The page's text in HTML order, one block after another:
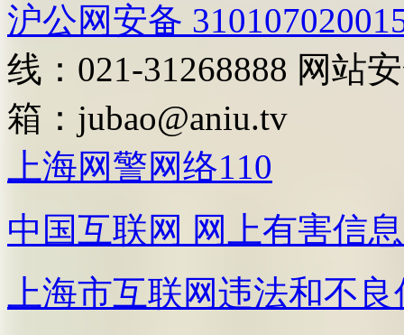
沪公网安备
线：021-31268888 网站
箱： jubao@aniu.tv
上海网警网络110
中国互联网 网上有害信
上海市互联网违法和不